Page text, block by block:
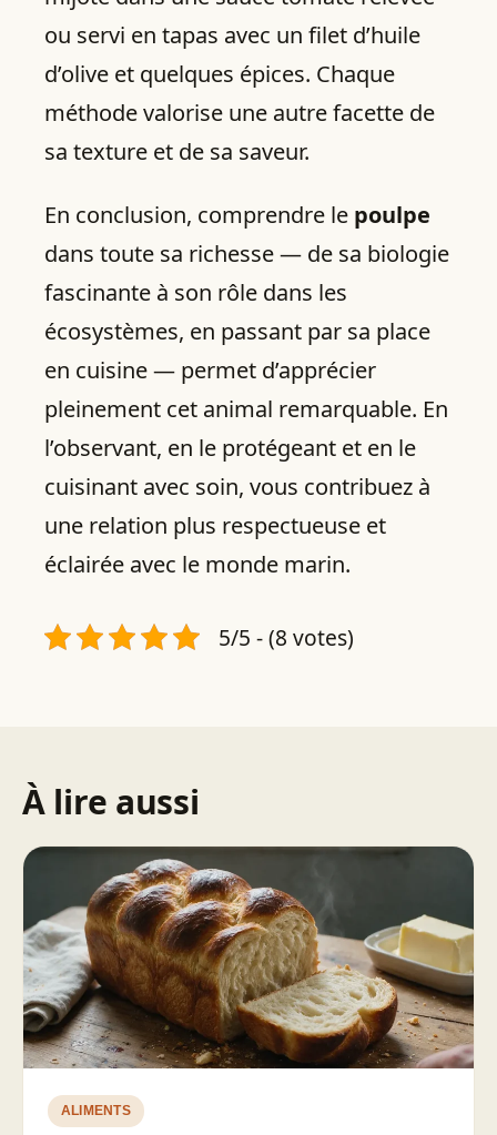
ou servi en tapas avec un filet d’huile
d’olive et quelques épices. Chaque
méthode valorise une autre facette de
sa texture et de sa saveur.
En conclusion, comprendre le poulpe
dans toute sa richesse — de sa biologie
fascinante à son rôle dans les
écosystèmes, en passant par sa place
en cuisine — permet d’apprécier
pleinement cet animal remarquable. En
l’observant, en le protégeant et en le
cuisinant avec soin, vous contribuez à
une relation plus respectueuse et
éclairée avec le monde marin.
5/5 - (8 votes)
À lire aussi
ALIMENTS